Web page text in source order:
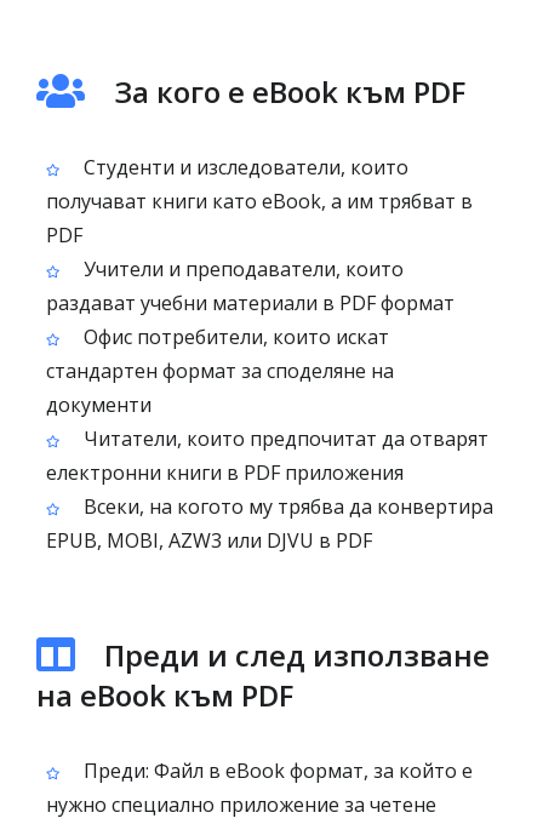
За кого е eBook към PDF
Студенти и изследователи, които
получават книги като eBook, а им трябват в
PDF
Учители и преподаватели, които
раздават учебни материали в PDF формат
Офис потребители, които искат
стандартен формат за споделяне на
документи
Читатели, които предпочитат да отварят
електронни книги в PDF приложения
Всеки, на когото му трябва да конвертира
EPUB, MOBI, AZW3 или DJVU в PDF
Преди и след използване
на eBook към PDF
Преди: Файл в eBook формат, за който е
нужно специално приложение за четене